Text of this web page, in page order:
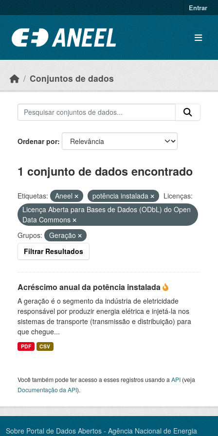
Entrar
Conjuntos de dados
Ordenar por
1 conjunto de dados encontrado
Etiquetas: Aneel potência instalada
Licenças:
Licença Aberta para Bases de Dados (ODbL) do Open
Data Commons
Grupos:
Geração
Filtrar Resultados
Acréscimo anual da potência instalada
A geração é o segmento da indústria de eletricidade
responsável por produzir energia elétrica e injetá-la nos
sistemas de transporte (transmissão e distribuição) para
que chegue...
PDF CSV
Você também pode ter acesso a esses registros usando a API (veja
Documentação da API).
Sobre Portal de Dados Abertos - Agência Nacional de Energia